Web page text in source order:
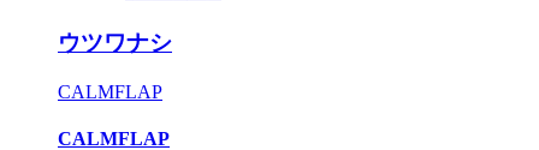
ウツワナシ
CALMFLAP
CALMFLAP